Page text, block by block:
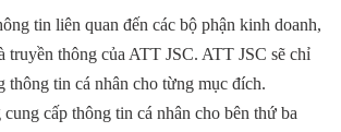
tin liên quan đến các bộ phận kinh doanh,
truyền thông của ATT JSC. ATT JSC sẽ chỉ
thông tin cá nhân cho từng mục đích.
cấp thông tin cá nhân cho bên thứ ba